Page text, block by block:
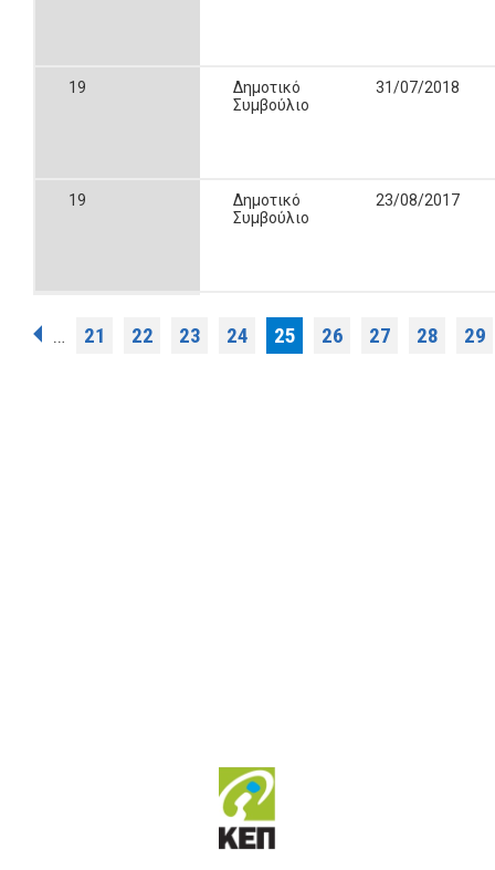
19
Δημοτικό
Συμβούλιο
31/07/2018
19
Δημοτικό
Συμβούλιο
23/08/2017
Σελίδες
… 21 22 23 24 25 26 27 28 29